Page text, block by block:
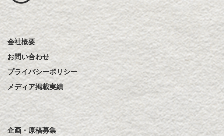
会社概要
お問い合わせ
プライバシーポリシー
メディア掲載実績
企画・原稿募集